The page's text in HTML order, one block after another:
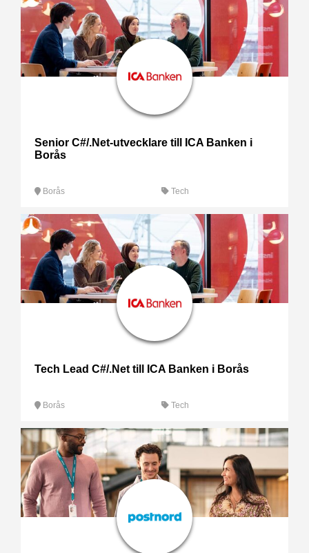
Senior C#/.Net-utvecklare till ICA Banken i
Borås
Borås Tech
Tech Lead C#/.Net till ICA Banken i Borås
Borås Tech